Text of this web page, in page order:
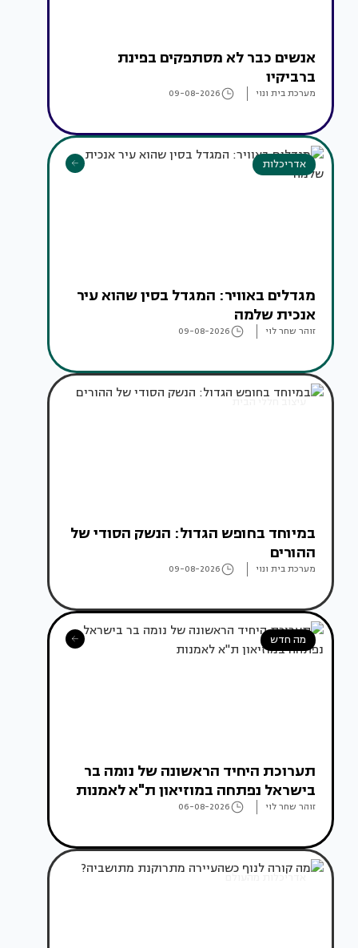
אנשים כבר לא מסתפקים בפינת
ברביקיו
מערכת בית ונוי 09-08-2026
אדריכלות
מגדלים באוויר: המגדל בסין שהוא עיר
אנכית שלמה
זוהר שחר לוי 09-08-2026
במיוחד בחופש הגדול: הנשק הסודי של
ההורים
מערכת בית ונוי 09-08-2026
מה חדש
תערוכת היחיד הראשונה של נומה בר
בישראל נפתחה במוזיאון ת"א לאמנות
זוהר שחר לוי 06-08-2026
אדריכלות מהעולם